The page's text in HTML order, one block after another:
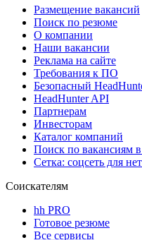
Размещение вакансий
Поиск по резюме
О компании
Наши вакансии
Реклама на сайте
Требования к ПО
Безопасный
HeadHunter API
Партнерам
Инвесторам
Каталог компаний
Поиск по вакансиям
Сетка: соцсеть для
Соискателям
hh PRO
Готовое резюме
Все сервисы